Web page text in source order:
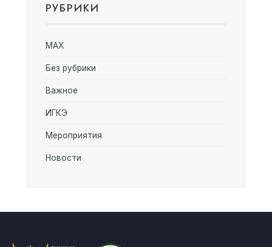
РУБРИКИ
MAX
Без рубрики
Важное
ИГКЭ
Мероприятия
Новости